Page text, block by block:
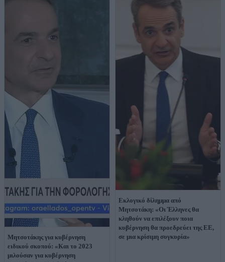
Μητσοτάκης για κυβέρνηση
ειδικού σκοπού: «Και το 2023
μιλούσαν για κυβέρνηση
Εκλογικό δίλημμα από
Μητσοτάκη: «Οι Έλληνες θα
κληθούν να επιλέξουν ποια
κυβέρνηση θα προεδρεύει της ΕΕ,
σε μια κρίσιμη συγκυρία»